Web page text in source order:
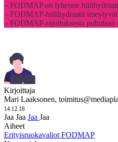
– FODMAP on lyhenne
– FODMAP-hiilihydraatit imeytyvät
– FODMAP-rajoituksesta
Kirjoittaja
Mari Laaksonen,
14.12.18
Jaa Jaa Jaa Jaa
Aiheet
Erityisruokavaliot FODMAP